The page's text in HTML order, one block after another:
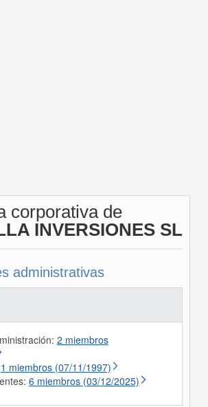
corporativa de
INVERSIONES SL
administrativas
2 miembros
1 miembros (07/11/1997)
6 miembros (03/12/2025)